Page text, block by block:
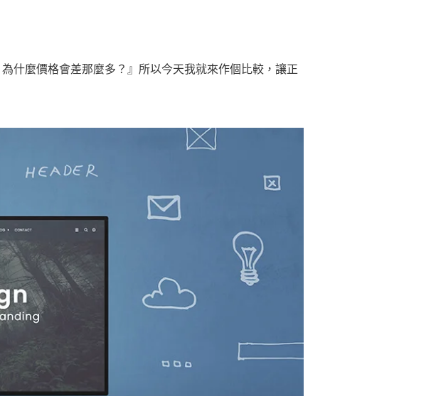
什麼價格會差那麼多？』所以今天我就來作個比較，讓正